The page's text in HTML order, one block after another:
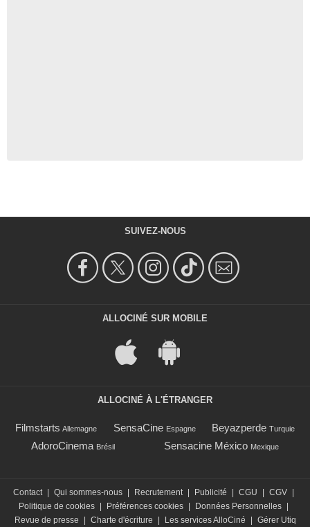
SUIVEZ-NOUS
ALLOCINÉ SUR MOBILE
ALLOCINÉ À L'ÉTRANGER
Filmstarts Allemagne SensaCine Espagne Beyazperde Turquie
AdoroCinema Brésil Sensacine México Mexique
Contact Qui sommes-nous Recrutement Publicité CGU CGV
Politique de cookies
Préférences cookies Données Personnelles
Revue de presse
Charte d'écriture Les services AlloCiné Gérer Utiq